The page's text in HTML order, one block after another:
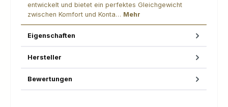
entwickelt und bietet ein perfektes Gleichgewicht
zwischen Komfort und Konta… Mehr
Eigenschaften
Hersteller
Bewertungen